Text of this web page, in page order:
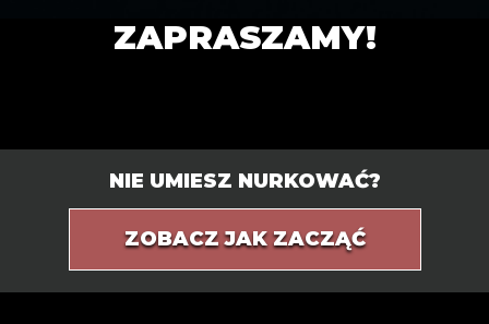
ZAPRASZAMY!
NIE UMIESZ NURKOWAĆ?
ZOBACZ JAK ZACZĄĆ